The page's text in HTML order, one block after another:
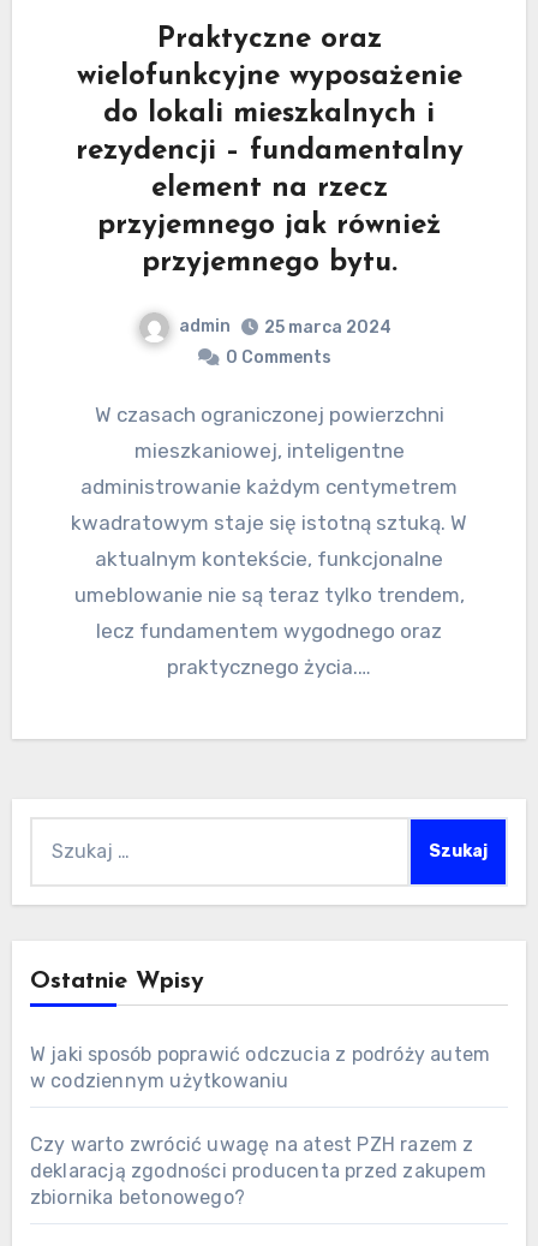
Praktyczne oraz
wielofunkcyjne wyposażenie
do lokali mieszkalnych i
rezydencji – fundamentalny
element na rzecz
przyjemnego jak również
przyjemnego bytu.
admin
25 marca 2024
0 Comments
W czasach ograniczonej powierzchni
mieszkaniowej, inteligentne
administrowanie każdym centymetrem
kwadratowym staje się istotną sztuką. W
aktualnym kontekście, funkcjonalne
umeblowanie nie są teraz tylko trendem,
lecz fundamentem wygodnego oraz
praktycznego życia.…
Ostatnie Wpisy
W jaki sposób poprawić odczucia z podróży autem
w codziennym użytkowaniu
Czy warto zwrócić uwagę na atest PZH razem z
deklaracją zgodności producenta przed zakupem
zbiornika betonowego?